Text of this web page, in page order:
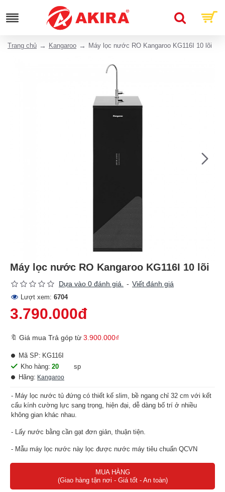
Trang chủ Kangaroo Máy lọc nước RO Kangaroo KG116I 10 lõi
Máy lọc nước RO Kangaroo KG116I 10 lõi
Dựa vào 0 đánh giá. - Viết đánh giá
Lượt xem: 6704
3.790.000đ
🔖 Giá mua Trả góp từ 3.900.000₫
Kho hàng: 20
sp
Hãng: Kangaroo
Mã SP: KG116I
- Máy lọc nước tủ đứng có thiết kế slim, bề ngang chỉ 32 cm với kết
cấu kính cường lực sang trọng, hiện đại, dễ dàng bố trí ở nhiều
không gian khác nhau.
- Lấy nước bằng cần gạt đơn giản, thuận tiện.
- Mẫu máy lọc nước này lọc được nước máy tiêu chuẩn QCVN
MUA HÀNG
(Giao hàng tận nơi - Giá tốt - An toàn)